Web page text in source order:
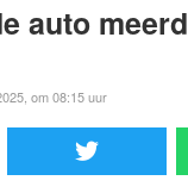
auto
om 08:15 uur